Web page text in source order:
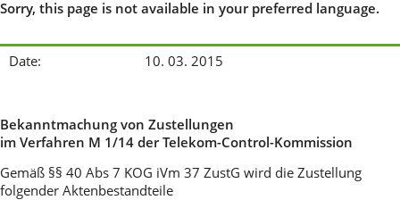
Sorry, this page is not available in your preferred language.
Date: 10. 03. 2015
Bekanntmachung von Zustellungen
im Verfahren M 1/14 der Telekom-Control-Kommission
Gemäß §§ 40 Abs 7 KOG iVm 37 ZustG wird die Zustellung
folgender Aktenbestandteile